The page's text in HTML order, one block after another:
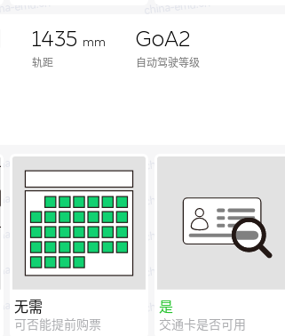
1435 mm
轨距
GoA2
自动驾驶等级
无需
可否能提前购票
是
交通卡是否可用